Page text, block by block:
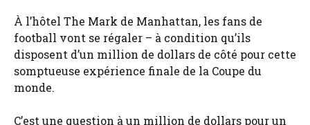
À l’hôtel The Mark de Manhattan, les fans de
football vont se régaler – à condition qu’ils
disposent d’un million de dollars de côté pour cette
somptueuse expérience finale de la Coupe du
monde.
C’est une question à un million de dollars pour un